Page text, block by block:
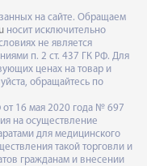
на сайте. Обращаем
носит исключительно
не является
п. 2 ст. 437 ГК РФ. Для
ценах на товар и
обращайтесь по
16 мая 2020 года № 697
на осуществление
для медицинского
такой торговли и
гражданам и внесении